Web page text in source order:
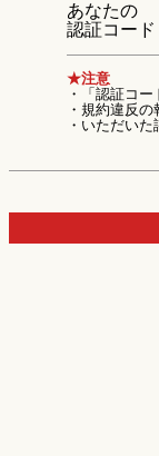
あなたの
認証コード
★注意
・「認証コ
・規約違反
・いただい